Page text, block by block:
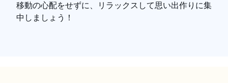
移動の心配をせずに、リラックスして思い出作りに集
中しましょう！